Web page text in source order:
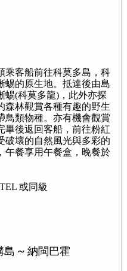
乘客船前往科莫多島，科
蜴的原生地。抵達後由島
蜴(科莫多龍)，此外亦探
森林觀賞各種有趣的野生
鳥類物種。亦有機會觀賞
畢後返回客船，前往粉紅
破壞的自然風光與多彩的
午餐享用午餐盒，晚餐於
或同級
島 ~ 納閩巴霍